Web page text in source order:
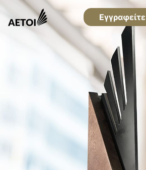
Εγγραφείτε